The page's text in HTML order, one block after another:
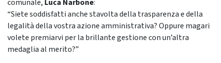
comunale, Luca Narbone:
“Siete soddisfatti anche stavolta della trasparenza e della
legalità della vostra azione amministrativa? Oppure magari
volete premiarvi per la brillante gestione con un’altra
medaglia al merito?”